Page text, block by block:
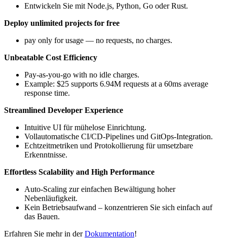
Entwickeln Sie mit Node.js, Python, Go oder Rust.
Deploy unlimited projects for free
pay only for usage — no requests, no charges.
Unbeatable Cost Efficiency
Pay-as-you-go with no idle charges.
Example: $25 supports 6.94M requests at a 60ms average
response time.
Streamlined Developer Experience
Intuitive UI für mühelose Einrichtung.
Vollautomatische CI/CD-Pipelines und GitOps-Integration.
Echtzeitmetriken und Protokollierung für umsetzbare
Erkenntnisse.
Effortless Scalability and High Performance
Auto-Scaling zur einfachen Bewältigung hoher
Nebenläufigkeit.
Kein Betriebsaufwand – konzentrieren Sie sich einfach auf
das Bauen.
Erfahren Sie mehr in derDokumentation!